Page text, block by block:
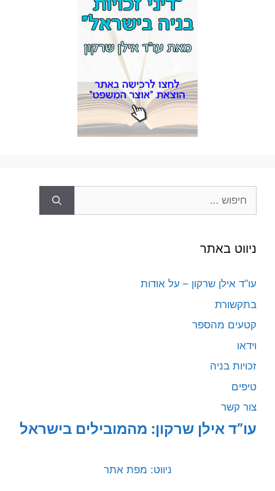
ניווט באתר
עו”ד אילן שרקון – על אודות
בתקשורת
קטעים מהספר
וידאו
זכויות בניה
טיפים
צור קשר
עו”ד אילן שרקון: מהמובילים בישראל
ניווט: מפת אתר